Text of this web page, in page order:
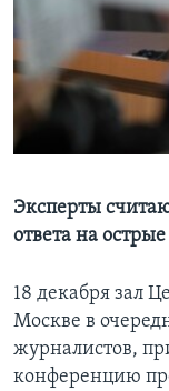
Learning English
СОЦИАЛЬНЫЕ СЕТИ
Языки
Эксперты
ответа на
18 декабря зал
Москве в
журналистов,
конференцию